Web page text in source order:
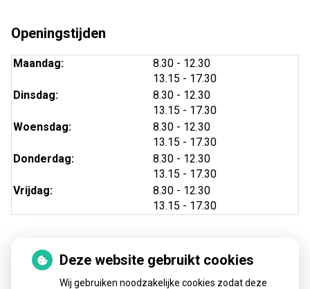
Openingstijden
Maandag: 8.30 tot
- 12.30
13.15 tot
- 17.30
Dinsdag:
8.30 tot
- 12.30
13.15 tot
- 17.30
Woensdag:
8.30 tot
- 12.30
13.15 tot
- 17.30
Donderdag:
8.30 tot
- 12.30
13.15 tot
- 17.30
Vrijdag:
8.30 tot
- 12.30
13.15 tot
- 17.30
Nieuws Deze website gebruikt cookies
Wij gebruiken noodzakelijke cookies zodat deze